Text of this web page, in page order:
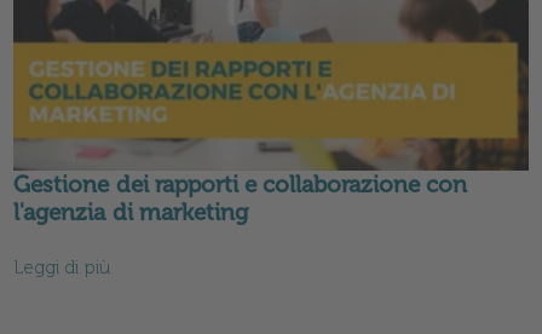
Gestione dei rapporti e collaborazione con
l'agenzia di marketing
Leggi di più